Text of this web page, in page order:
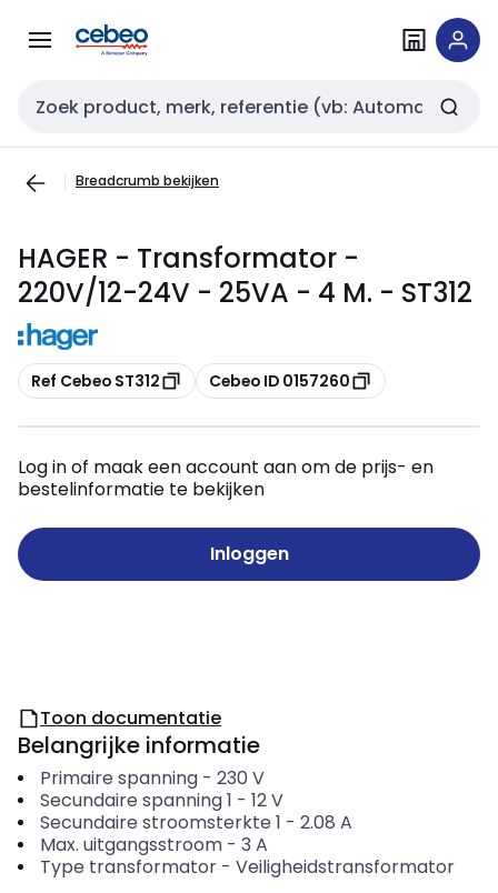
naar
naar
Zoekveld invoer
Breadcrumb bekijken
HAGER - Transformator -
220V/12-24V - 25VA - 4 M. - ST312
Kopiëren
Ref Cebeo ST312 Kopiëren
Cebeo ID 0157260
Log in of maak een account aan om de prijs- en
bestelinformatie te bekijken
Inloggen
Toon documentatie
Belangrijke informatie
Primaire spanning- 230 V
Secundaire spanning 1 - 12V
Secundaire stroomsterkte 1 - 2.08 A
Max. uitgangsstroom- 3 A
Type transformator- Veiligheidstransformator